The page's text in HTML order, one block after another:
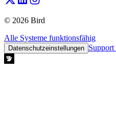
© 2026 Bird
Alle Systeme funktionsfähig
Datenschutzeinstellungen Support